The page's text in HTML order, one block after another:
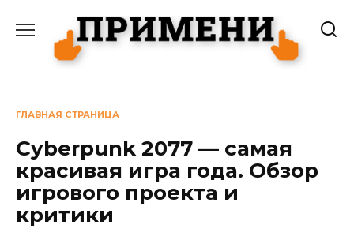
содержанию
ГЛАВНАЯ СТРАНИЦА
Cyberpunk 2077 — самая
красивая игра года. Обзор
игрового проекта и
критики